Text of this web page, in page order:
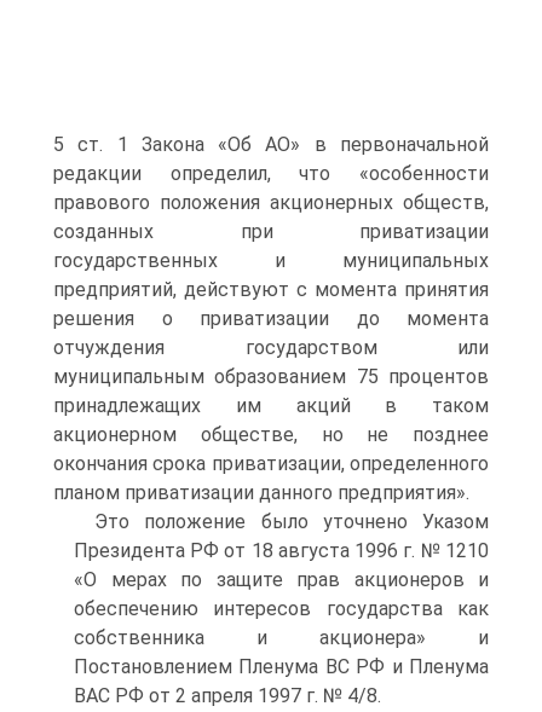
5 ст. 1 Закона «Об АО» в первоначальной
редакции определил, что «особенности
правового положения акционерных обществ,
созданных при приватизации
государственных и муниципальных
предприятий, действуют с момента принятия
решения о приватизации до момента
отчуждения государством или
муниципальным образованием 75 процентов
принадлежащих им акций в таком
акционерном обществе, но не позднее
окончания срока приватизации, определенного
планом приватизации данного предприятия».
Это положение было уточнено Указом
Президента РФ от 18 августа 1996 г. № 1210
«О мерах по защите прав акционеров и
обеспечению интересов государства как
собственника и акционера» и
Постановлением Пленума BC РФ и Пленума
ВАС РФ от 2 апреля 1997 г. № 4/8.